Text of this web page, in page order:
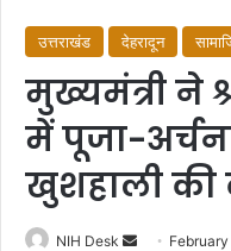
उत्तराखंड देहरादून
मुख्यमंत्री ने
में पूजा-
खुशहाली की
NIH Desk
Send